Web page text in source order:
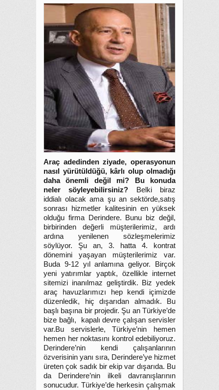
Araç adedinden ziyade, operasyonun
nasıl yürütüldüğü, kârlı olup olmadığı
daha önemli değil mi? Bu konuda
neler söyleyebilirsiniz? Belki biraz
iddialı olacak ama şu an sektörde,satış
sonrası hizmetler kalitesinin en yüksek
olduğu firma Derindere. Bunu biz değil,
birbirinden değerli müşterilerimiz, ardı
ardına yenilenen sözleşmelerimiz
söylüyor. Şu an, 3. hatta 4. kontrat
dönemini yaşayan müşterilerimiz var.
Buda 9-12 yıl anlamına geliyor. Birçok
yeni yatırımlar yaptık, özellikle internet
sitemizi inanılmaz geliştirdik. Biz yedek
araç havuzlarımızı hep kendi içimizde
düzenledik, hiç dışarıdan almadık. Bu
başlı başına bir projedir. Şu an Türkiye’de
bize bağlı, kapalı devre çalışan servisler
var.Bu servislerle, Türkiye’nin hemen
hemen her noktasını kontrol edebiliyoruz.
Derindere’nin kendi çalışanlarının
özverisinin yanı sıra, Derindere’ye hizmet
üreten çok sadık bir ekip var dışarıda. Bu
da Derindere’nin ilkeli davranışlarının
sonucudur. Türkiye’de herkesin çalışmak